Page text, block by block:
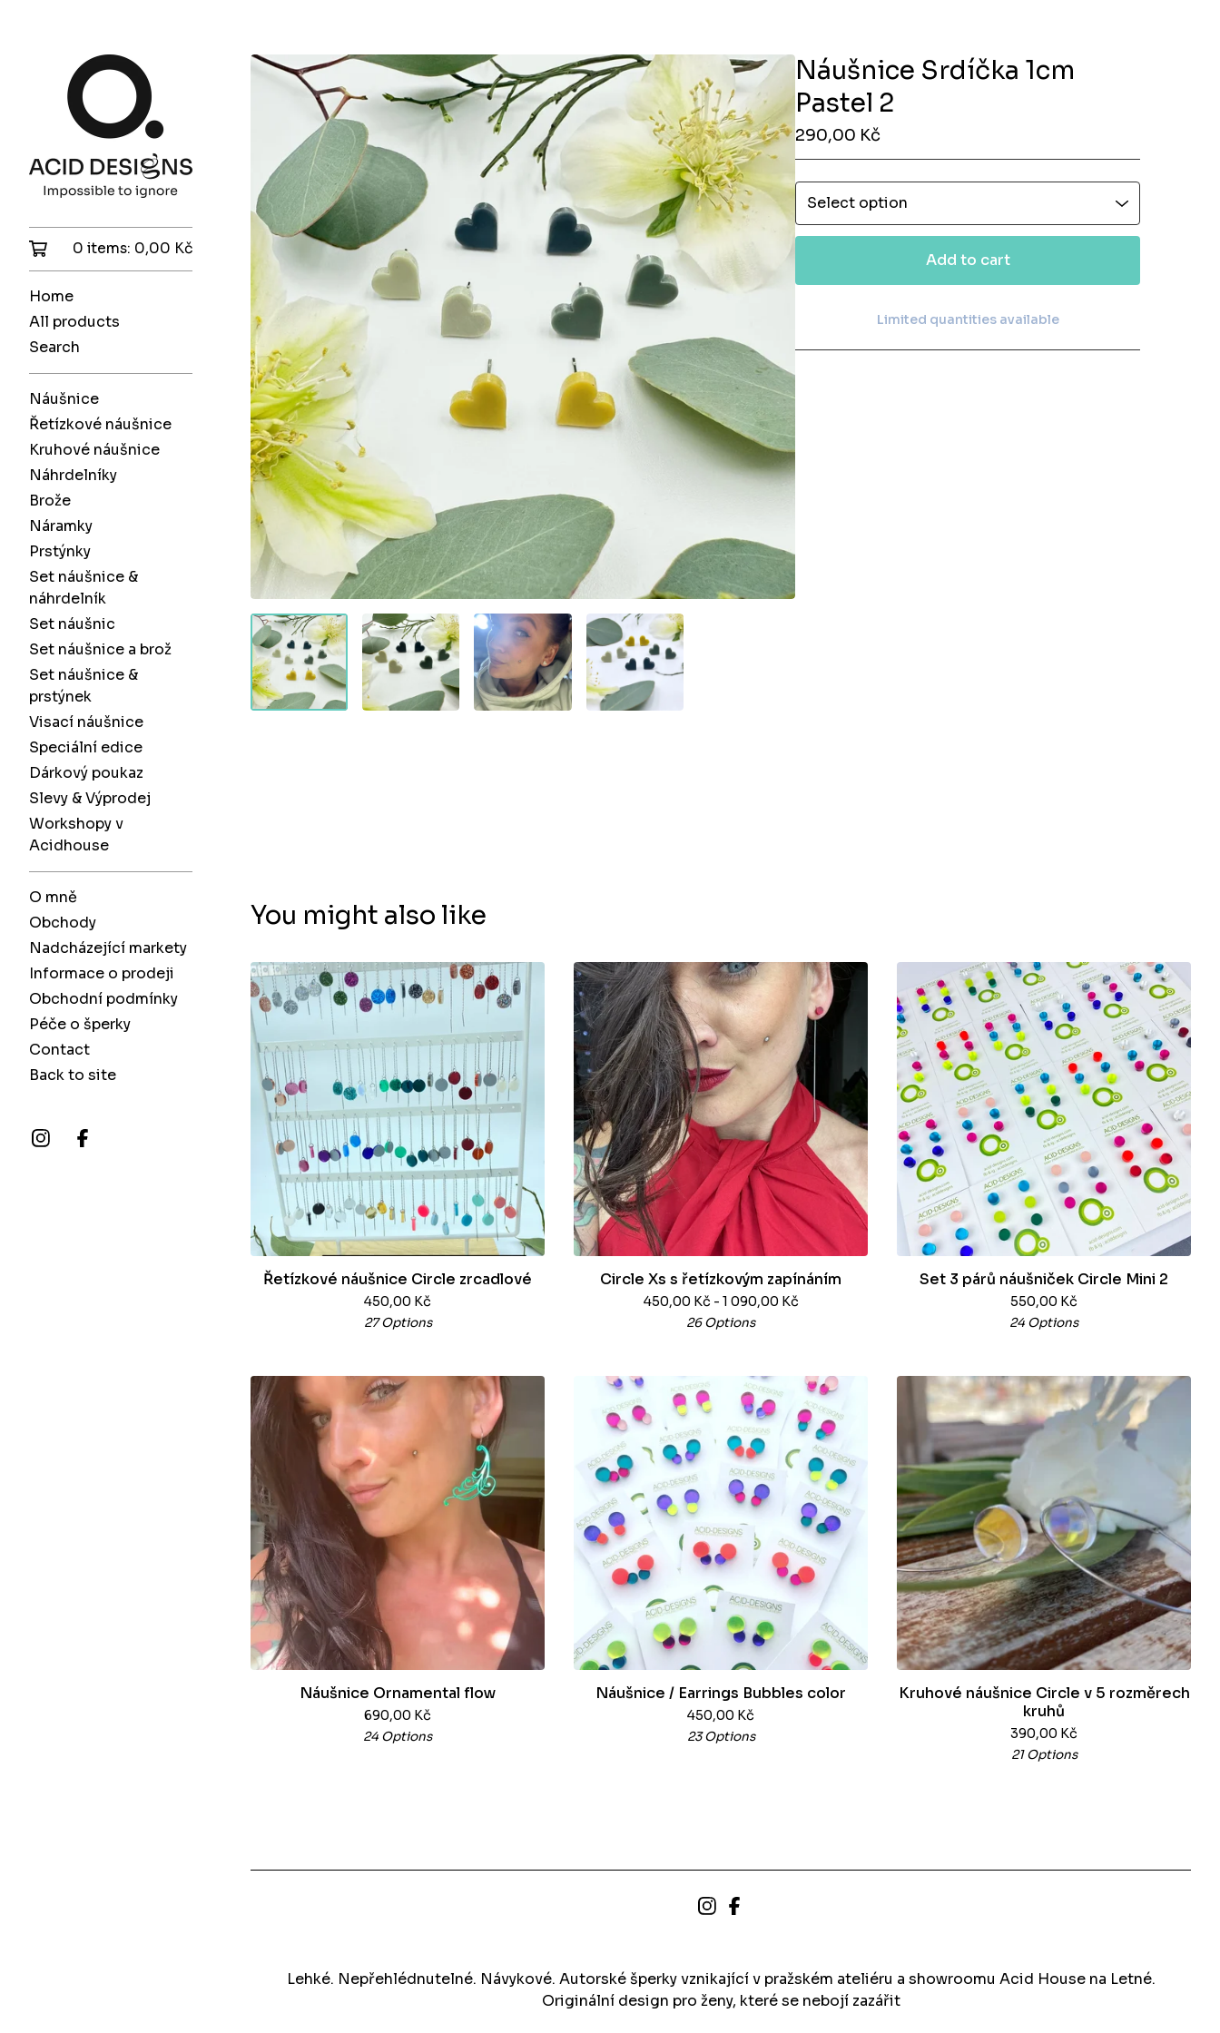
0 items: 0,00 Kč
Home
All products
Search
Náušnice
Řetízkové náušnice
Kruhové náušnice
Náhrdelníky
Brože
Náramky
Prstýnky
Set náušnice &
náhrdelník
Set náušnic
Set náušnice a brož
Set náušnice &
prstýnek
Visací náušnice
Speciální edice
Dárkový poukaz
Slevy & Výprodej
Workshopy v
Acidhouse
O mně
Obchody
Nadcházející markety
Informace o prodeji
Obchodní podmínky
Péče o šperky
Contact
Back to site
Náušnice Srdíčka 1cm
Pastel 2
290,00 Kč
Add to cart
View cart
Limited quantities available
You might also like
Řetízkové náušnice Circle zrcadlové
450,00 Kč
27 Options
Circle Xs s řetízkovým zapínáním
450,00 Kč - 1 090,00 Kč
26 Options
Set 3 párů náušniček Circle Mini 2
550,00 Kč
24 Options
Náušnice Ornamental flow
690,00 Kč
24 Options
Náušnice / Earrings Bubbles color
450,00 Kč
23 Options
Kruhové náušnice Circle v 5 rozměrech
kruhů
390,00 Kč
21 Options
Lehké. Nepřehlédnutelné. Návykové. Autorské šperky vznikající v pražském ateliéru a showroomu Acid House na Letné.
Originální design pro ženy, které se nebojí zazářit